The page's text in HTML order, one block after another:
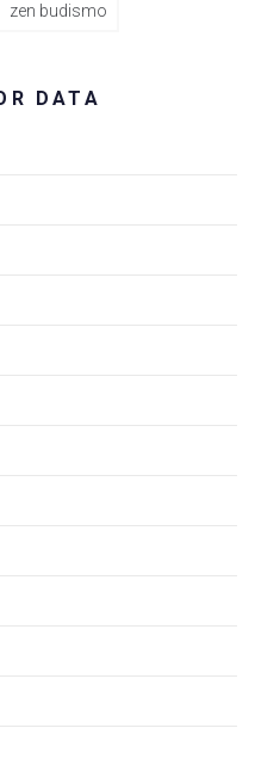
zen budismo
DATA